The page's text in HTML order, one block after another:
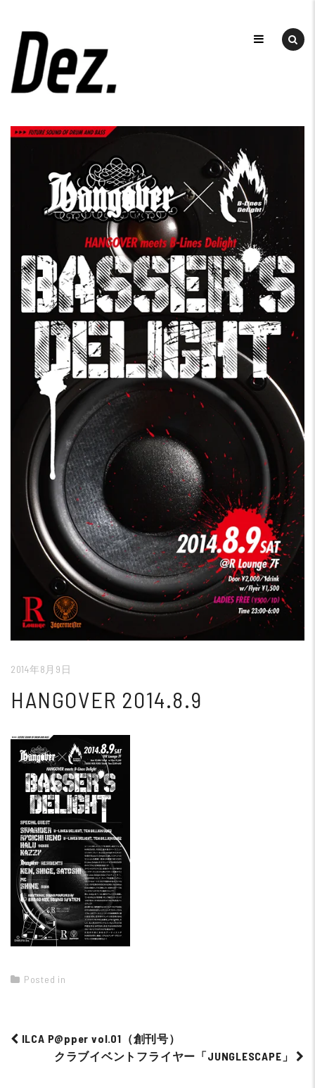
content
DEZ
デ
ザ
イ
ン
事
所
ズ）
2014年8月9日
HANGOVER 2014.8.9
Posted in
ILCA P@pper vol.01（創刊号）
クラブイベントフライヤー「JUNGLESCAPE」